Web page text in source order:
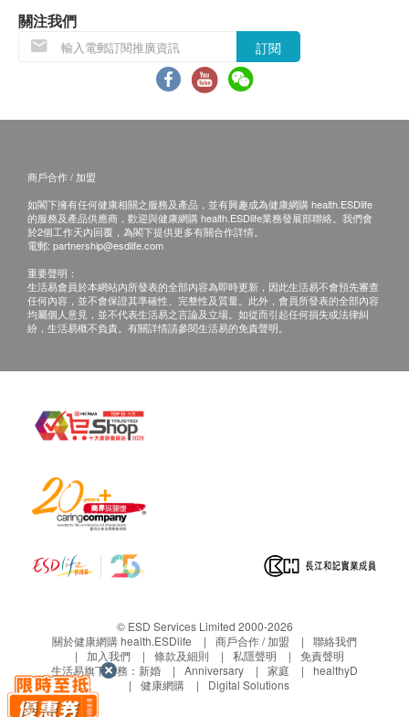
獲非基因改造(Non-GMO)產品證明
無麩質(Gluten-free)產品證明
採用高品質植物膠囊，服後30分鐘可提昇NAD+水
不含添加糖、大豆、果仁、麩質、防腐劑、乳製品
NMN至尊品牌大獎
成份
蘆醇50毫克、專利透明質酸鈉50毫克、海洋膠原蛋白
肽50毫克和Q10輔酶50毫克
容易疲倦、精神欠佳人士
關注身體運動機能人士
經常熬夜、睡眠質素欠佳人士
關注毛髮生長人士
關注衰老問題人士
關注體重人士
食用方法
每天早上1-2次，每次1-2粒，溫水送服或遵照醫生指
退換產品必須包裝完整，如退換之產品有任何殘缺
或過期退回，供應商有權不受理。
如有其他損壞或遺漏查詢，顧客必須保留有效收據
正本，並於送貨後3個工作天內按下列方式聯絡美
關注我們
訂閱
商戶合作 / 加盟
如閣下擁有任何健康相關之服務及產品，並有興趣成為健康網購 health.ESDlife
的服務及產品供應商，歡迎與健康網購 health.ESDlife業務發展部聯絡。我們會
於2個工作天內回覆，為閣下提供更多有關合作詳情。
電郵: partnership@esdlife.com
重要聲明：
生活易會員於本網站內所發表的全部內容為即時更新，因此生活易不會預先審查
任何內容，並不會保證其準確性、完整性及質量。此外，會員所發表的全部內容
均屬個人意見，並不代表生活易之言論及立場。如從而引起任何損失或法律糾
紛，生活易概不負責。有關詳情請參閱生活易的免責聲明。
© ESD Services Limited 2000-2026
關於健康網購 health.ESDlife
商戶合作 / 加盟
聯絡我們
加入我們
條款及細則 私隱聲明
免責聲明
生活易旗下業務： 新婚 Anniversary 家庭
healthyD
健康網購
Digital Solutions